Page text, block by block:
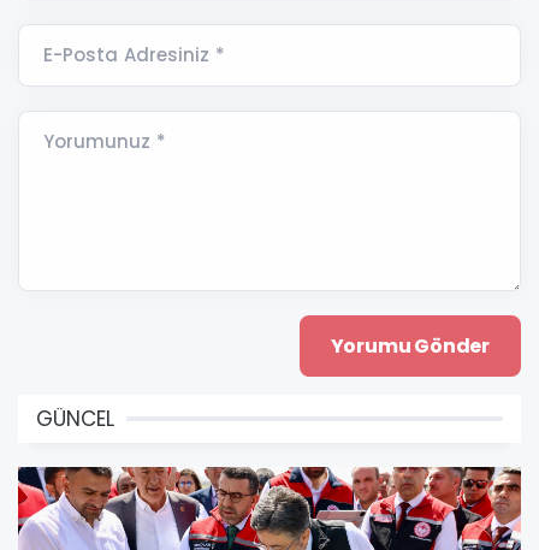
E-Posta Adresiniz *
Yorumunuz *
GÜNCEL